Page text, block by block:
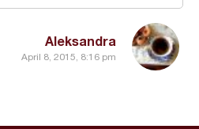
Aleksandra
April 8, 2015, 8:16 pm